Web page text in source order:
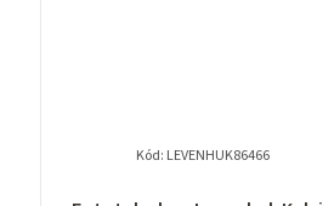
Kód: LEVENHUK86466